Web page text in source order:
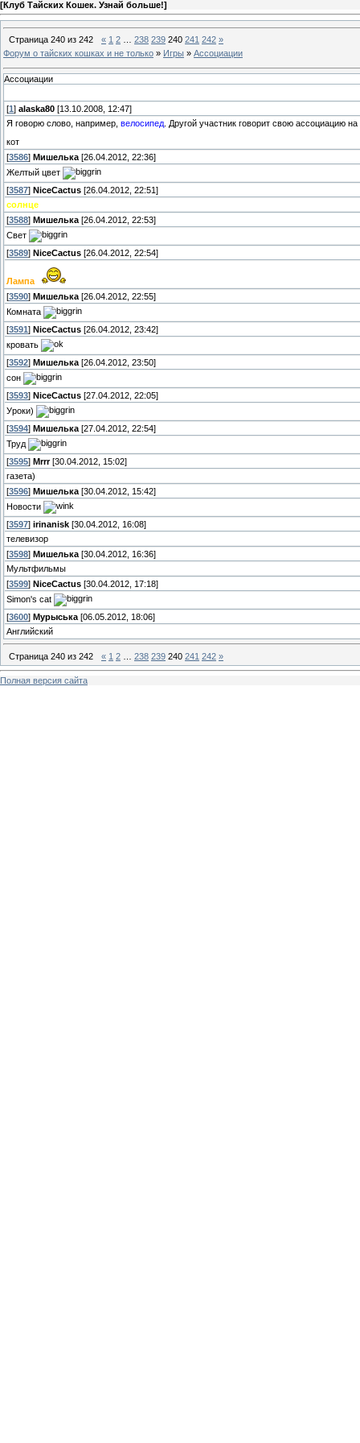
[Клуб Тайских Кошек. Узнай больше!]
Страница 240 из 242 « 1 2 238 239 240 241 242 »
Форум о тайских кошках и не только » Игры » Ассоциации
Ассоциации
[1] alaska80 [13.10.2008, 12:47]
Я говорю слово, например, велосипед . Другой участник говорит свою ассоциацию
кот
[3586] Мишелька [26.04.2012, 22:36]
Желтый цвет
[3587] NiceCactus [26.04.2012, 22:51]
солнце
[3588] Мишелька [26.04.2012, 22:53]
Свет
[3589] NiceCactus [26.04.2012, 22:54]
Лампа
[3590] Мишелька [26.04.2012, 22:55]
Комната
[3591] NiceCactus [26.04.2012, 23:42]
кровать
[3592] Мишелька [26.04.2012, 23:50]
сон
[3593] NiceCactus [27.04.2012, 22:05]
Уроки)
[3594] Мишелька [27.04.2012, 22:54]
Труд
[3595] Mrrr[30.04.2012, 15:02]
газета)
[3596] Мишелька [30.04.2012, 15:42]
Новости
[3597] irinanisk [30.04.2012, 16:08]
телевизор
[3598] Мишелька [30.04.2012, 16:36]
Мультфильмы
[3599] NiceCactus [30.04.2012, 17:18]
Simon's cat
[3600] Мурыська [06.05.2012, 18:06]
Английский
Страница 240 из 242 « 1 2 238 239 240 241 242 »
Полная версия сайта